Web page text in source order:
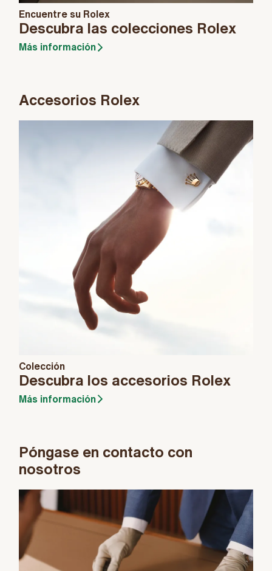
Encuentre su Rolex
Descubra las colecciones Rolex
Más información
Accesorios Rolex
Colección
Descubra los accesorios Rolex
Más información
Póngase en contacto con
nosotros